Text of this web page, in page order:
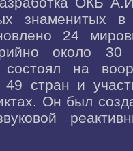
знаменитых
24
около
состоял на
стран и
Он был